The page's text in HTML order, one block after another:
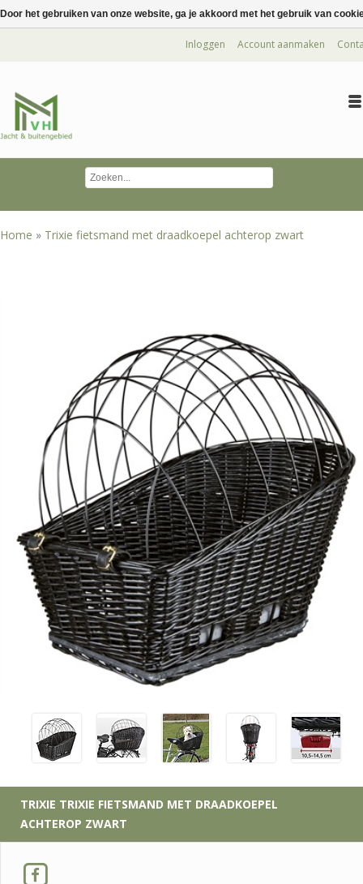
Inloggen Account aanmaken
Home » Trixie fietsmand met draadkoepel achterop zwart
TRIXIE TRIXIE FIETSMAND MET DRAADKOEPEL
ACHTEROP ZWART
Door het gebruiken van onze website, ga je akkoord met het gebruik van